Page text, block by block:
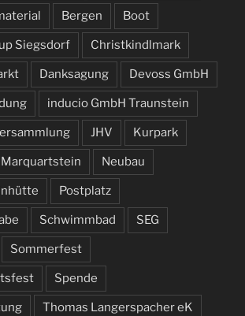
Bergen Boot
Siegsdorf Christkindlmark
Danksagung Devoss GmbH
inducio GmbH Traunstein
JHV Kurpark
Neubau
Postplatz
Schwimmbad SEG
Sommerfest
Spende
Thomas Langerspacher eK